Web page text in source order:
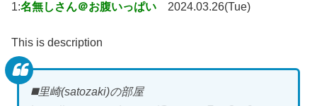
1:名無しさん＠お腹いっぱい 2024.03.26(Tue)
This is description
◼️里崎(satozaki)の部屋